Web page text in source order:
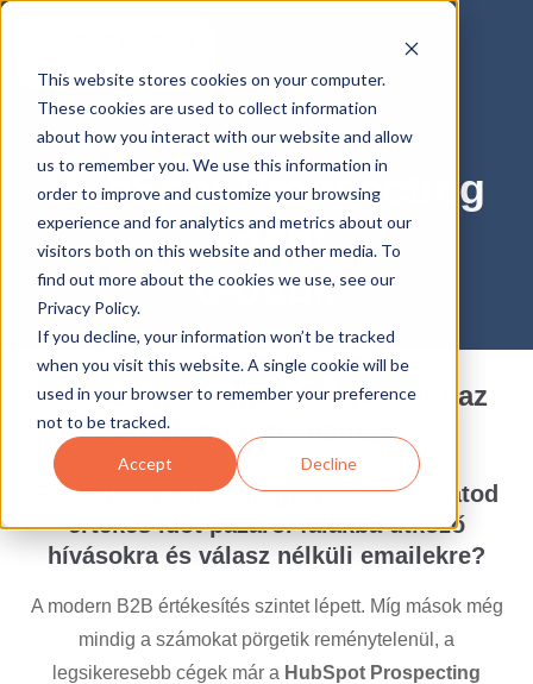
This website stores cookies on your computer.
These cookies are used to collect information
about how you interact with our website and allow
us to remember you. We use this information in
order to improve and customize your browsing
experience and for analytics and metrics about our
visitors both on this website and other media. To
find out more about the cookies we use, see our
Privacy Policy.
If you decline, your information won’t be tracked
when you visit this website. A single cookie will be
used in your browser to remember your preference
not to be tracked.
Accept Decline
HubSpot Prospecting
Agent
e-book
Viszlát, hideghívás! Üdvözöld az
AI-alapú értékesítést!
Eleged van abból, hogy a sales csapatod
értékes időt pazarol falakba ütköző
hívásokra és válasz nélküli emailekre?
A modern B2B értékesítés szintet lépett. Míg mások még
mindig a számokat pörgetik reménytelenül, a
legsikeresebb cégek már a HubSpot Prospecting